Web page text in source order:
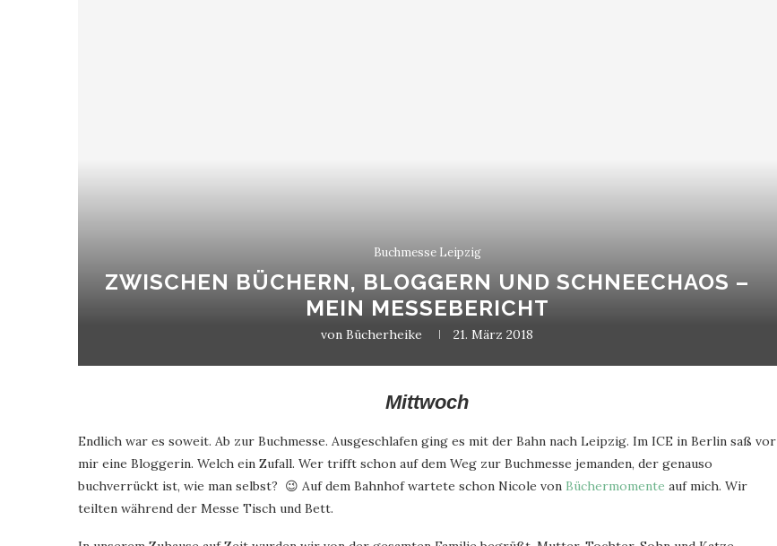
Buchmesse Leipzig
ZWISCHEN BÜCHERN, BLOGGERN UND SCHNEECHAOS –
MEIN MESSEBERICHT
vonBücherheike 21. März 2018
Mittwoch
Endlich war es soweit. Ab zur Buchmesse. Ausgeschlafen ging es mit der Bahn nach Leipzig. Im ICE in Berlin saß vor
mir eine Bloggerin. Welch ein Zufall. Wer trifft schon auf dem Weg zur Buchmesse jemanden, der genauso
buchverrückt ist, wie man selbst? 😉 Auf dem Bahnhof wartete schon Nicole von Büchermomente auf mich. Wir
teilten während der Messe Tisch und Bett.